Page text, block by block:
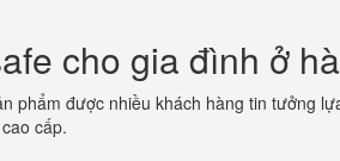
cho gia đình ở
phẩm được nhiều khách hàng tin tưởng
cấp.